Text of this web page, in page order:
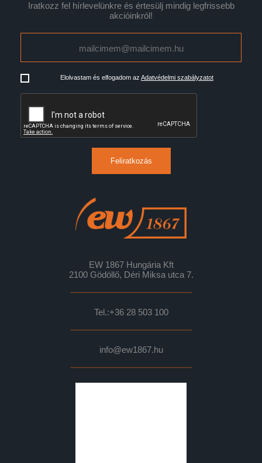
Iratkozz fel hírlevelünkre és értesülj mindig legfrissebb
akcióinkról!
Elolvastam és elfogadom az Adatvédelmi szabályzatot
Feliratkozás
EW 1867 Hungária Kft
2100 Gödöllő, Déri Miksa utca 7.
Tel.:+36 28 503 100
info@ew1867.hu